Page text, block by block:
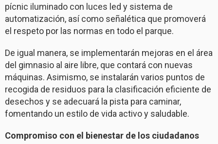
pícnic iluminado con luces led y sistema de
automatización, así como señalética que promoverá
el respeto por las normas en todo el parque.
De igual manera, se implementarán mejoras en el área
del gimnasio al aire libre, que contará con nuevas
máquinas. Asimismo, se instalarán varios puntos de
recogida de residuos para la clasificación eficiente de
desechos y se adecuará la pista para caminar,
fomentando un estilo de vida activo y saludable.
Compromiso con el bienestar de los ciudadanos